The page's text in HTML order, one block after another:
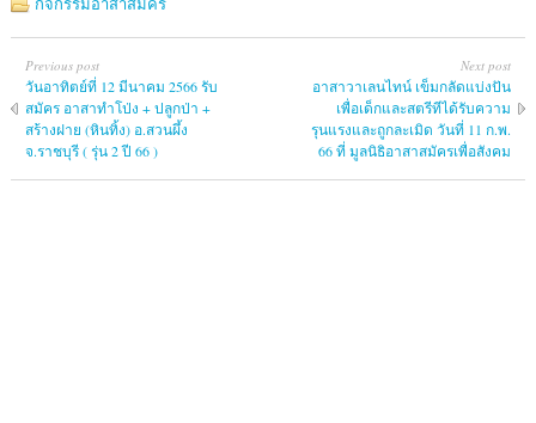
Previous post
วันอาทิตย์ที่ 12 มีนาคม 2566 รับ
สมัคร อาสาทำโป่ง + ปลูกป่า +
สร้างฝาย (หินทิ้ง) อ.สวนผึ้ง
จ.ราชบุรี ( รุ่น 2 ปี 66 )
Next post
อาสาวาเลนไทน์ เข็มกลัดแบ่งปัน
เพื่อเด็กและสตรีทีได้รับความ
รุนแรงและถูกละเมิด วันที่ 11 ก.พ.
66 ที่ มูลนิธิอาสาสมัครเพื่อสังคม